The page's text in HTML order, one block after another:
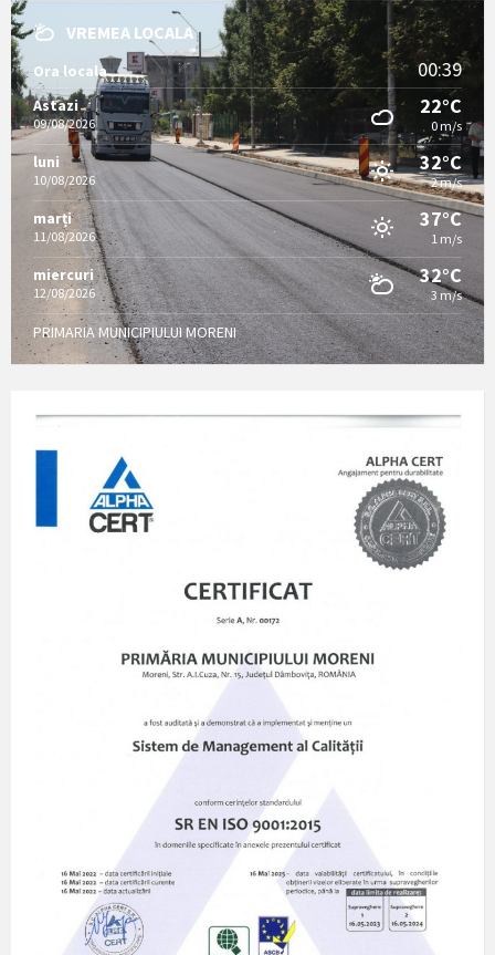
VREMEA LOCALA
Ora locala 00:39
Astazi
09/08/2026
22°C
0 m/s
luni
10/08/2026
32°C
2 m/s
marți
11/08/2026
37°C
1 m/s
miercuri
12/08/2026
32°C
3 m/s
PRIMARIA MUNICIPIULUI MORENI